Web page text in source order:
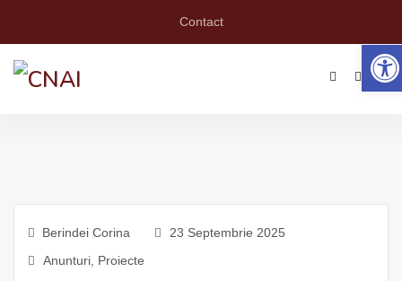
Contact
Berindei Corina 23 Septembrie 2025
Anunturi, Proiecte